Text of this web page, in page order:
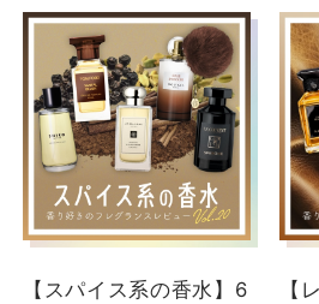
【スパイス系の香水】6
【